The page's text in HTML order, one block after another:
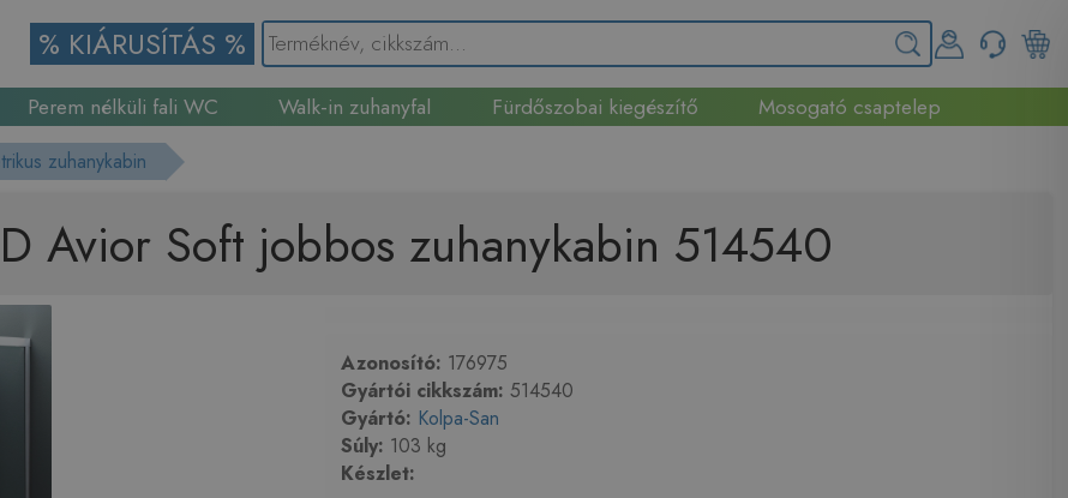
% KIÁRUSÍTÁS %
Perem nélküli fali WC Walk-in zuhanyfal Fürdőszobai kiegészítő
Mosogató csaptelep
Gránit mosogató
zuhanykabin
Avior Soft jobbos zuhanykabin 514540
Azonosító: 176975
Gyártói cikkszám: 514540
Gyártó: Kolpa-San
Súly: 103 kg
Készlet: